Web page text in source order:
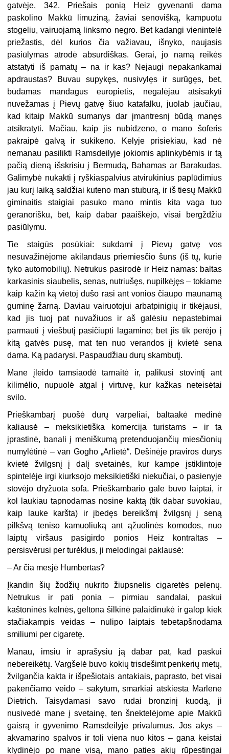
gatvėje, 342. Priešais ponią Heiz gyvenanti dama
paskolino Makkū limuziną, žaviai senovišką, kampuotu
stogeliu, vairuojamą linksmo negro. Bet kadangi vienintelė
priežastis, dėl kurios čia važiavau, išnyko, naujasis
pasiūlymas atrodė absurdiškas. Gerai, jo namą reikės
atstatyti iš pamatų – na ir kas? Nejaugi nepakankamai
apdraustas? Buvau supykęs, nusivylęs ir surūgęs, bet,
būdamas mandagus europietis, negalėjau atsisakyti
nuvežamas į Pievų gatvę šiuo katafalku, juolab jaučiau,
kad kitaip Makkū sumanys dar įmantresnį būdą manęs
atsikratyti. Mačiau, kaip jis nubidzeno, o mano šoferis
pakraipė galvą ir sukikeno. Kelyje prisiekiau, kad nė
nemanau pasilikti Ramsdeilyje jokiomis aplinkybėmis ir tą
pačią dieną išskrisiu į Bermudą, Bahamas ar Barakudas.
Galimybė nukakti į ryškiaspalvius atvirukinius paplūdimius
jau kurį laiką saldžiai kuteno man stuburą, ir iš tiesų Makkū
giminaitis staigiai pasuko mano mintis kita vaga tuo
geranorišku, bet, kaip dabar paaiškėjo, visai bergždžiu
pasiūlymu.
Tie staigūs posūkiai: sukdami į Pievų gatvę vos
nesuvažinėjome akilandaus priemiesčio šuns (iš tų, kurie
tyko automobilių). Netrukus pasirodė ir Heiz namas: baltas
karkasinis siaubelis, senas, nutriušęs, nupilkėjęs – tokiame
kaip kažin ką vietoj dušo rasi ant vonios čiaupo maunamą
guminę žarną. Daviau vairuotojui arbatpinigių ir tikėjausi,
kad jis tuoj pat nuvažiuos ir aš galėsiu nepastebimai
parmauti į viešbutį pasičiupti lagamino; bet jis tik perėjo į
kitą gatvės pusę, mat ten nuo verandos jį kvietė sena
dama. Ką padarysi. Paspaudžiau durų skambutį.
Mane įleido tamsiaodė tarnaitė ir, palikusi stovintį ant
kilimėlio, nupuolė atgal į virtuvę, kur kažkas neteisėtai
svilo.
Prieškambarį puošė durų varpeliai, baltaakė medinė
kaliausė – meksikietiška komercija turistams – ir ta
įprastinė, banali į meniškumą pretenduojančių miesčionių
numylėtinė – van Gogho „Arlietė“. Dešinėje praviros durys
kvietė žvilgsnį į dalį svetainės, kur kampe įstiklintoje
spintelėje irgi kiurksojo meksikietiški niekučiai, o pasienyje
stovėjo dryžuota sofa. Prieškambario gale buvo laiptai, ir
kol laukiau tapnodamas nosine kaktą (tik dabar suvokiau,
kaip lauke karšta) ir įbedęs bereikšmį žvilgsnį į seną
pilkšvą teniso kamuoliuką ant ąžuolinės komodos, nuo
laiptų viršaus pasigirdo ponios Heiz kontraltas –
persisvėrusi per turėklus, ji melodingai paklausė:
– Ar čia mesjė Humbertas?
Įkandin šių žodžių nukrito žiupsnelis cigaretės pelenų.
Netrukus ir pati ponia – pirmiau sandalai, paskui
kaštoninės kelnės, geltona šilkinė palaidinukė ir galop kiek
stačiakampis veidas – nulipo laiptais tebetapšnodama
smiliumi per cigaretę.
Manau, imsiu ir aprašysiu ją dabar pat, kad paskui
nebereikėtų. Vargšelė buvo kokių trisdešimt penkerių metų,
žvilgančia kakta ir išpešiotais antakiais, paprasto, bet visai
pakenčiamo veido – sakytum, smarkiai atskiesta Marlene
Dietrich. Taisydamasi savo rudai bronzinį kuodą, ji
nusivedė mane į svetainę, ten šnektelėjome apie Makkū
gaisrą ir gyvenimo Ramsdeilyje privalumus. Jos akys –
akvamarino spalvos ir toli viena nuo kitos – gana keistai
klydinėjo po mane visą, mano paties akių rūpestingai